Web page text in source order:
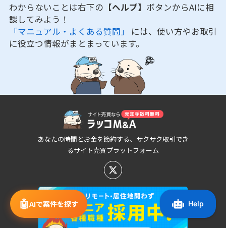
🤖AIで案件を探す
わからないことは右下の 【ヘルプ】 ボタンからAIに相
談してみよう！
「マニュアル・よくある質問」 には、使い方やお取引
に役立つ情報がまとまっています。
あなたの時間とお金を節約する、サクサク取引でき
るサイト売買プラットフォーム